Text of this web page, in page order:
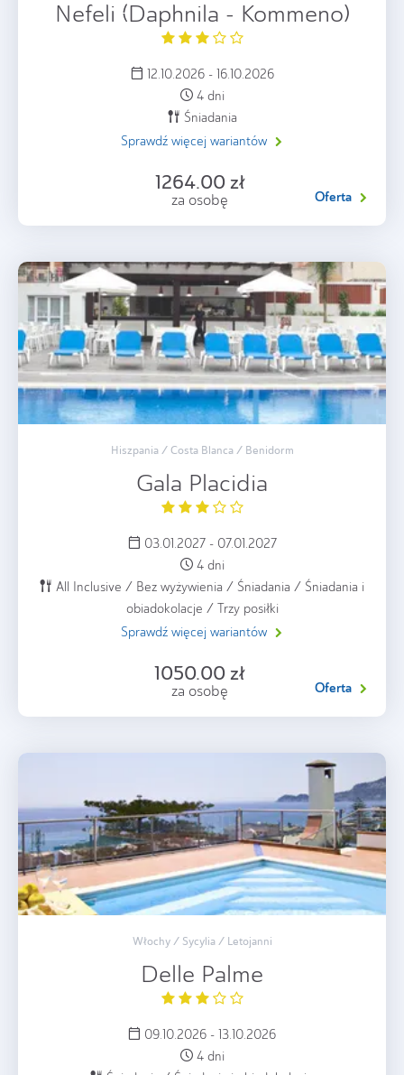
Nefeli (Daphnila - Kommeno)
12.10.2026 - 16.10.2026
4 dni
Śniadania
Sprawdź więcej wariantów
1264.00 zł
za osobę Oferta
Hiszpania / Costa Blanca / Benidorm
Gala Placidia
03.01.2027 - 07.01.2027
4 dni
All Inclusive / Bez wyżywienia / Śniadania / Śniadania i
obiadokolacje / Trzy posiłki
Sprawdź więcej wariantów
1050.00 zł
za osobę Oferta
Włochy / Sycylia / Letojanni
Delle Palme
09.10.2026 - 13.10.2026
4 dni